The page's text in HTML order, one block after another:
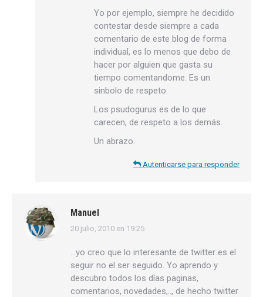
Yo por ejemplo, siempre he decidido
contestar desde siempre a cada
comentario de este blog de forma
individual, es lo menos que debo de
hacer por alguien que gasta su
tiempo comentandome. Es un
sinbolo de respeto.
Los psudogurus es de lo que
carecen, de respeto a los demás.
Un abrazo.
Autenticarse para responder
Manuel
dice:
20 julio, 2010 en 19:25
…yo creo que lo interesante de twitter es el
seguir no el ser seguido. Yo aprendo y
descubro todos los días paginas,
comentarios, novedades,.., de hecho twitter